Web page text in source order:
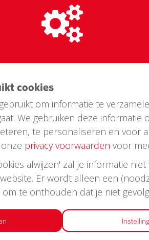
donaties
cookies
om informatie te
We gebruiken deze informatie
te personaliseren en voor
privacy voorwaarden voor
afwijzen' zal je informatie
Er wordt alleen een
te onthouden dat je niet